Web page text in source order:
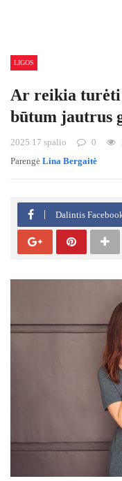
LIGOS
Ar reikia turėti
būtum jautrus
2025 17 spalio 0
Parengė Lina Bergaitė
Dalintis